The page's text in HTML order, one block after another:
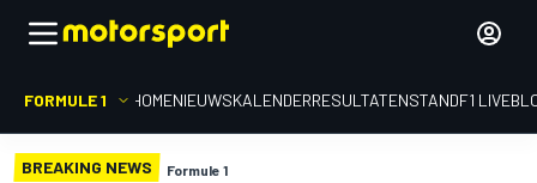
FORMULE 1 HOMENIEUWSKALENDERRESULTATENSTANDF1
BREAKING NEWS Formule 1